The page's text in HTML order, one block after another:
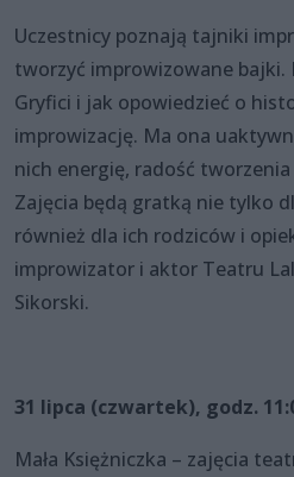
Uczestnicy poznają tajniki
tworzyć improwizowane bajki.
Gryfici i jak opowiedzieć o
improwizację. Ma ona
nich energię, radość
Zajęcia będą gratką nie tylko
również dla ich rodziców i
improwizator i aktor Teatru
Sikorski.
31 lipca (czwartek), godz.
Mała Księżniczka – zajęcia